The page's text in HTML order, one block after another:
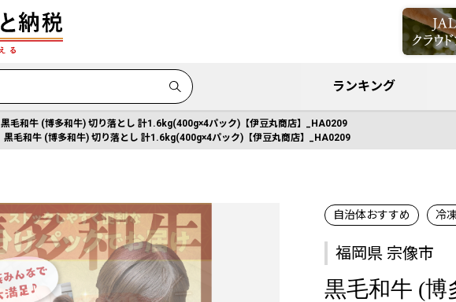
ランキング
黒毛和牛 (博多和牛) 切り落とし 計1.6kg(400g×4パック)【伊豆丸商店】_HA0209
黒毛和牛 (博多和牛) 切り落とし 計1.6kg(400g×4パック)【伊豆丸商店】_HA0209
自治体おすすめ 冷
福岡県 宗像市
黒毛和牛 (博